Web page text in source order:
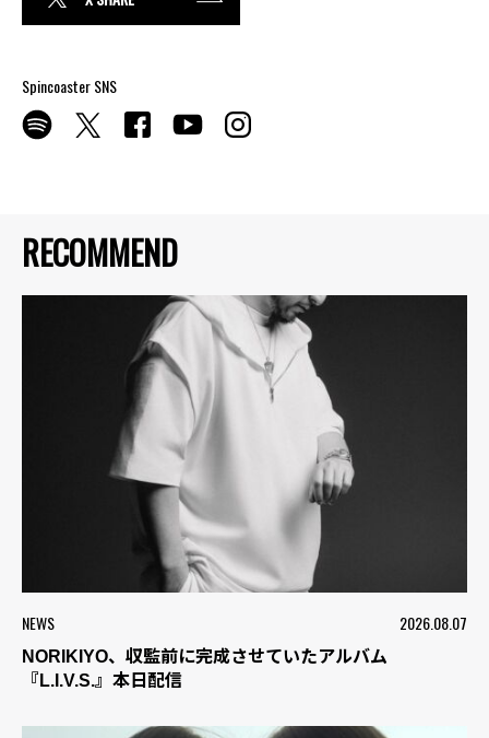
RECOMMEND
NEWS 2026.08.07
NORIKIYO、収監前に完成させていたアルバム
『L.I.V.S.』本日配信
Spincoaster SNS